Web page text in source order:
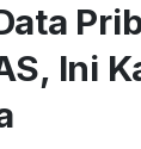
Ini